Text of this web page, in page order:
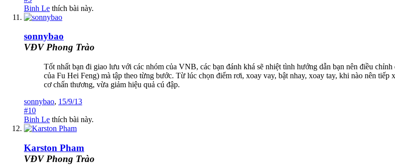
Binh Le thích bài này.
sonnybao
VĐV Phong Trào
Tốt nhất bạn đi giao lưu với các nhóm của VNB, các bạn đánh khá sẽ nhiệt tình hướng dẫn bạn nên điều
của Fu Hei Feng) mà tập theo từng bước. Từ lúc chọn điểm rơi, xoay vay, bật nhay, xoay tay, khi nào nên
cơ chấn thương, vừa giảm hiệu quả cú đập.
sonnybao, 15/9/13
#10
Binh Le thích bài này.
Karston Pham
VĐV Phong Trào